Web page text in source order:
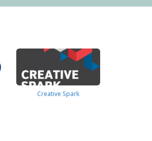
Creative Spark